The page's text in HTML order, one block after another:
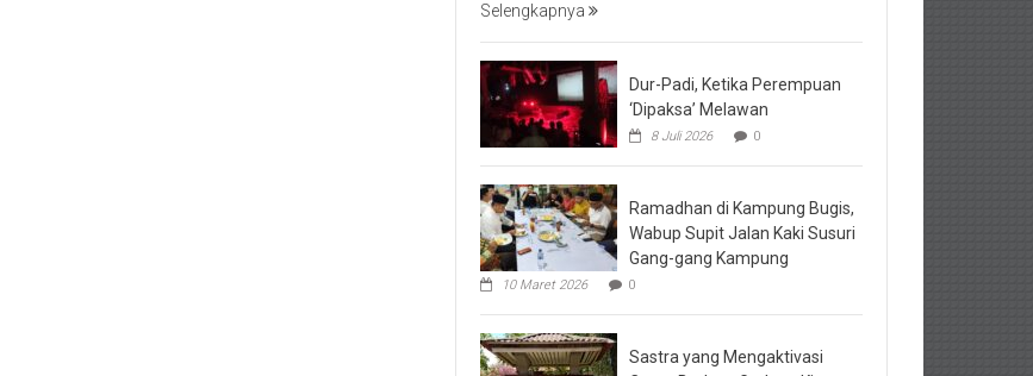
Selengkapnya
Dur-Padi, Ketika Perempuan
‘Dipaksa’ Melawan
8 Juli 2026 0
Ramadhan di Kampung Bugis,
Wabup Supit Jalan Kaki Susuri
Gang-gang Kampung
10 Maret 2026 0
Sastra yang Mengaktivasi